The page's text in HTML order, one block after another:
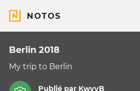
NOTOS
Berlin 2018
My trip to Berlin
Publié par KwvyB